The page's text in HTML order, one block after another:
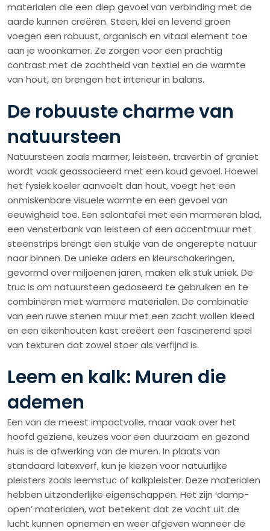
materialen die een diep gevoel van verbinding met de
aarde kunnen creëren. Steen, klei en levend groen
voegen een robuust, organisch en vitaal element toe
aan je woonkamer. Ze zorgen voor een prachtig
contrast met de zachtheid van textiel en de warmte
van hout, en brengen het interieur in balans.
De robuuste charme van
natuursteen
Natuursteen zoals marmer, leisteen, travertin of graniet
wordt vaak geassocieerd met een koud gevoel. Hoewel
het fysiek koeler aanvoelt dan hout, voegt het een
onmiskenbare visuele warmte en een gevoel van
eeuwigheid toe. Een salontafel met een marmeren blad,
een vensterbank van leisteen of een accentmuur met
steenstrips brengt een stukje van de ongerepte natuur
naar binnen. De unieke aders en kleurschakeringen,
gevormd over miljoenen jaren, maken elk stuk uniek. De
truc is om natuursteen gedoseerd te gebruiken en te
combineren met warmere materialen. De combinatie
van een ruwe stenen muur met een zacht wollen kleed
en een eikenhouten kast creëert een fascinerend spel
van texturen dat zowel stoer als verfijnd is.
Leem en kalk: Muren die
ademen
Een van de meest impactvolle, maar vaak over het
hoofd geziene, keuzes voor een duurzaam en gezond
huis is de afwerking van de muren. In plaats van
standaard latexverf, kun je kiezen voor natuurlijke
pleisters zoals leemstuc of kalkpleister. Deze materialen
hebben uitzonderlijke eigenschappen. Het zijn ‘damp-
open’ materialen, wat betekent dat ze vocht uit de
lucht kunnen opnemen en weer afgeven wanneer de